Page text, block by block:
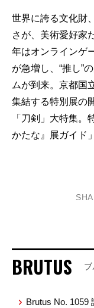
世界に誇る文化財
さが、美術愛好家
年はオンラインゲ
が急増し、“推し”
ムが到来。京都国
集結する特別展の
「刀剣」大特集
かたな』展ガイド
BRUTUS ブ
Brutus No. 1059